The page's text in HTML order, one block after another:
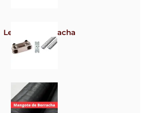
Lençol de borracha
Grampos